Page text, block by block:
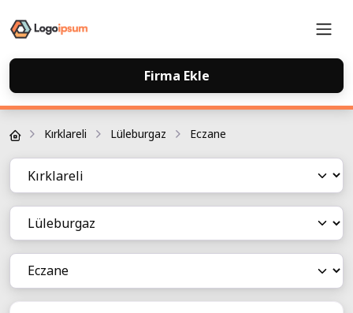
Firma Ekle
Firma Rehberi
Kırklareli Lüleburgaz Eczane